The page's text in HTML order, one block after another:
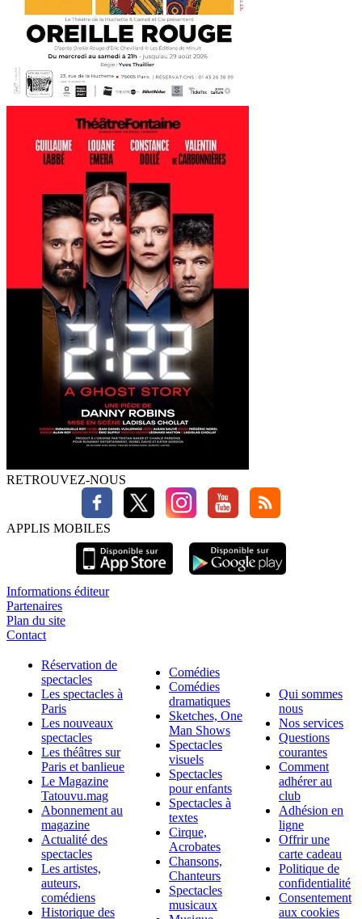
RETROUVEZ-NOUS
APPLIS MOBILES
Informations éditeur
Partenaires
Plan du site
Contact
Réservation de
spectacles
Les spectacles à
Paris
Les nouveaux
spectacles
Les théâtres sur
Paris et banlieue
Le Magazine
Tatouvu.mag
Abonnement au
magazine
Actualité des
spectacles
Les artistes,
auteurs,
comédiens
Historique des
Comédies
Comédies
dramatiques
Sketches, One
Man Shows
Spectacles
visuels
Spectacles
pour enfants
Spectacles à
textes
Cirque,
Acrobates
Chansons,
Chanteurs
Spectacles
musicaux
Qui sommes
nous
Nos services
Questions
courantes
Comment
adhérer au
club
Adhésion en
ligne
Offrir une
carte cadeau
Politique de
confidentialité
Consentement
aux cookies